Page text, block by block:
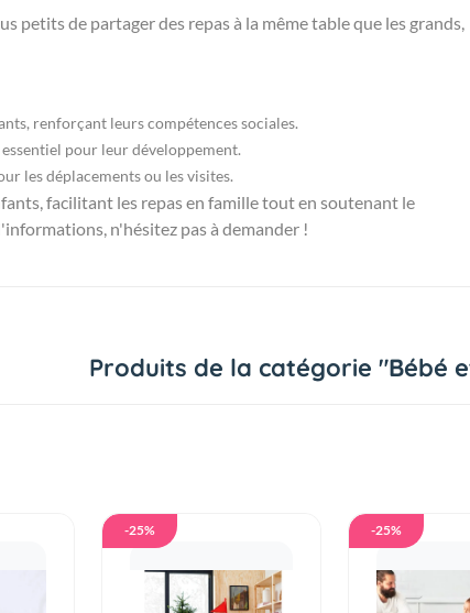
petits de partager des repas à la même table que les grands,
renforçant leurs compétences sociales.
pour leur développement.
les déplacements ou les visites.
facilitant les repas en famille tout en soutenant le
n'hésitez pas à demander !
Produits de la catégorie "Bébé
-25% -25%